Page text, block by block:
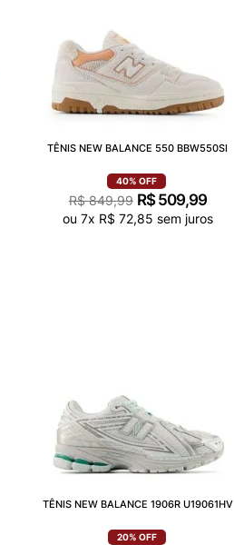
TÊNIS NEW BALANCE 550 BBW550SI
40% OFF
R$ 849,99 R$ 509,99
ou 7x R$ 72,85 sem juros
TÊNIS NEW BALANCE 1906R U19061HV
20% OFF